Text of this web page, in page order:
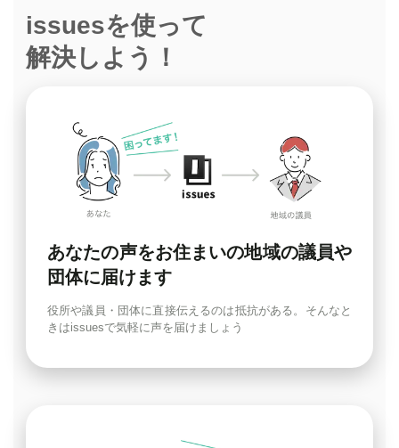
issuesを使って
解決しよう！
あなたの声をお住まいの地域の議員や
団体に届けます
役所や議員・団体に直接伝えるのは抵抗がある。そんなと
きはissuesで気軽に声を届けましょう